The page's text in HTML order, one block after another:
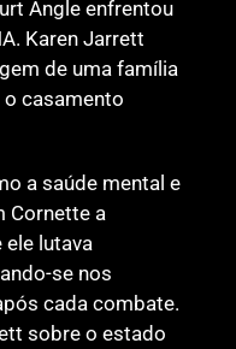
Angle enfrentou
Karen Jarrett
de uma família
casamento
a saúde mental e
Cornette a
lutava
se nos
cada combate.
sobre o estado